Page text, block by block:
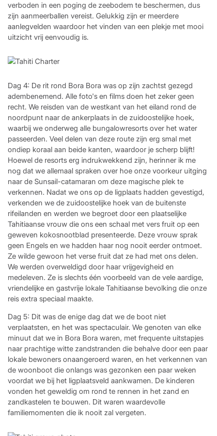
verboden in een poging de zeebodem te beschermen, dus
zijn aanmeerballen vereist. Gelukkig zijn er meerdere
aanlegvelden waardoor het vinden van een plekje met mooi
uitzicht vrij eenvoudig is.
Dag 4: De rit rond Bora Bora was op zijn zachtst gezegd
adembenemend. Alle foto's en films doen het zeker geen
recht. We reisden van de westkant van het eiland rond de
noordpunt naar de ankerplaats in de zuidoostelijke hoek,
waarbij we onderweg alle bungalowresorts over het water
passeerden. Veel delen van deze route zijn erg smal met
ondiep koraal aan beide kanten, waardoor je scherp blijft!
Hoewel de resorts erg indrukwekkend zijn, herinner ik me
nog dat we allemaal spraken over hoe onze voorkeur uitging
naar de Sunsail-catamaran om deze magische plek te
verkennen. Nadat we ons op de ligplaats hadden gevestigd,
verkenden we de zuidoostelijke hoek van de buitenste
rifeilanden en werden we begroet door een plaatselijke
Tahitiaanse vrouw die ons een schaal met vers fruit op een
geweven kokosnootblad presenteerde. Deze vrouw sprak
geen Engels en we hadden haar nog nooit eerder ontmoet.
Ze wilde gewoon het verse fruit dat ze had met ons delen.
We werden overweldigd door haar vrijgevigheid en
medeleven. Ze is slechts één voorbeeld van de vele aardige,
vriendelijke en gastvrije lokale Tahitiaanse bevolking die onze
reis extra speciaal maakte.
Dag 5: Dit was de enige dag dat we de boot niet
verplaatsten, en het was spectaculair. We genoten van elke
minuut dat we in Bora Bora waren, met frequente uitstapjes
naar prachtige witte zandstranden die behalve door een paar
lokale bewoners onaangeroerd waren, en het verkennen van
de woonboot die onlangs was gezonken een paar weken
voordat we bij het ligplaatsveld aankwamen. De kinderen
vonden het geweldig om rond te rennen in het zand en
zandkastelen te bouwen. Dit waren waardevolle
familiemomenten die ik nooit zal vergeten.